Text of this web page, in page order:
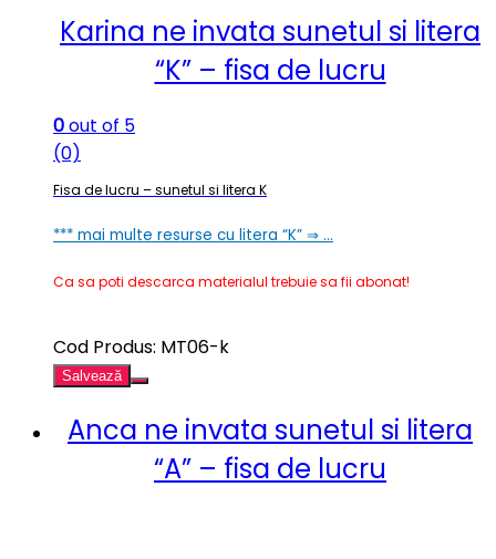
Karina ne invata sunetul si litera
“K” – fisa de lucru
0out of 5
(0)
Fisa de lucru – sunetul si litera K
*** mai multe resurse cu litera “K” ⇒ …
Ca sa poti descarca materialul trebuie sa fii abonat!
Cod Produs: MT06-k
Salvează
Anca ne invata sunetul si litera
“A” – fisa de lucru